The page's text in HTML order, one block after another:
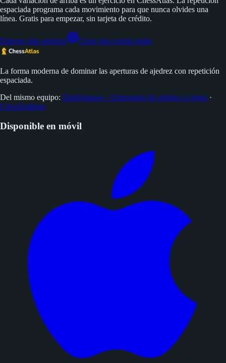
espaciada programa cada movimiento para que nunca olvides una
línea. Gratis para empezar, sin tarjeta de crédito.
Entrene esta apertura Crear una cuenta gratis
La forma moderna de dominar las aperturas de ajedrez con repetición
espaciada.
Del mismo equipo: DarkSquares - Entrenador de ajedrez a ciegas ·
ChessEndings
Disponible en móvil